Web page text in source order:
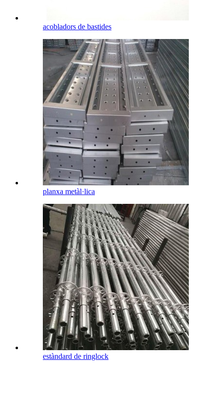
acobladors de bastides
planxa metàl·lica
estàndard de ringlock